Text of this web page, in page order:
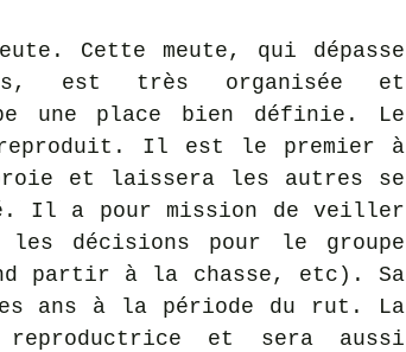
Cette meute, qui dépasse
est très organisée et
une place bien définie. Le
reproduit. Il est le premier à
et laissera les autres se
Il a pour mission de veiller
décisions pour le groupe
partir à la chasse, etc). Sa
ans à la période du rut. La
et sera aussi